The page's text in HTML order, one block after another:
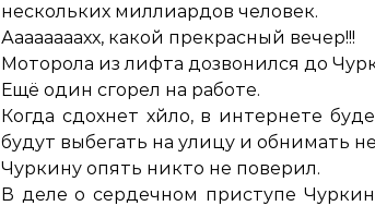
нескольких миллиардов человек.
Аааааааахх, какой прекрасный вечер!!!
Моторола из лифта дозвонился до
Ещё один сгорел на работе.
Когда сдохнет хйло, в интернете
будут выбегать на улицу и обнимать
Чуркину опять никто не поверил.
В деле о сердечном приступе